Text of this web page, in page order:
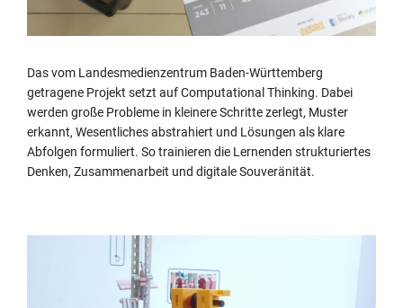
Das vom Landesmedienzentrum Baden-Württemberg
getragene Projekt setzt auf Computational Thinking. Dabei
werden große Probleme in kleinere Schritte zerlegt, Muster
erkannt, Wesentliches abstrahiert und Lösungen als klare
Abfolgen formuliert. So trainieren die Lernenden strukturiertes
Denken, Zusammenarbeit und digitale Souveränität.